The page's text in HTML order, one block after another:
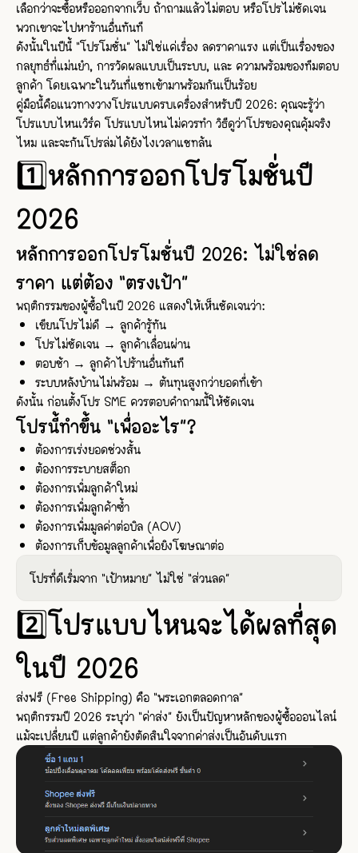
เลือกว่าจะซื้อหรือออกจากเว็บ ถ้าถามแล้วไม่ตอบ หรือโปรไม่ชัดเจน
พวกเขาจะไปหาร้านอื่นทันที
ดังนั้นในปีนี้ “โปรโมชั่น” ไม่ใช่แค่เรื่อง ลดราคาแรง แต่เป็นเรื่องของ
กลยุทธ์ที่แม่นยำ, การวัดผลแบบเป็นระบบ, และ ความพร้อมของทีมตอบ
ลูกค้า โดยเฉพาะในวันที่แชทเข้ามาพร้อมกันเป็นร้อย
คู่มือนี้คือแนวทางวางโปรแบบครบเครื่องสำหรับปี 2026: คุณจะรู้ว่า
โปรแบบไหนเวิร์ค โปรแบบไหนไม่ควรทำ วิธีดูว่าโปรของคุณคุ้มจริง
ไหม และจะกันโปรล่มได้ยังไงเวลาแชทล้น
1️⃣หลักการออกโปรโมชั่นปี
2026
หลักการออกโปรโมชั่นปี 2026: ไม่ใช่ลด
ราคา แต่ต้อง “ตรงเป้า”
พฤติกรรมของผู้ซื้อในปี 2026 แสดงให้เห็นชัดเจนว่า:
เขียนโปรไม่ดี → ลูกค้ารู้ทัน
โปรไม่ชัดเจน → ลูกค้าเลื่อนผ่าน
ตอบช้า → ลูกค้าไปร้านอื่นทันที
ระบบหลังบ้านไม่พร้อม → ต้นทุนสูงกว่ายอดที่เข้า
ดังนั้น ก่อนตั้งโปร SME ควรตอบคำถามนี้ให้ชัดเจน
โปรนี้ทำขึ้น “เพื่ออะไร”?
ต้องการเร่งยอดช่วงสั้น
ต้องการระบายสต็อก
ต้องการเพิ่มลูกค้าใหม่
ต้องการเพิ่มลูกค้าซ้ำ
ต้องการเพิ่มมูลค่าต่อบิล (AOV)
ต้องการเก็บข้อมูลลูกค้าเพื่อยิงโฆษณาต่อ
โปรที่ดีเริ่มจาก “เป้าหมาย” ไม่ใช่ “ส่วนลด”
2️⃣โปรแบบไหนจะได้ผลที่สุด
ในปี 2026
ส่งฟรี (Free Shipping) คือ “พระเอกตลอดกาล”
พฤติกรรมปี 2026 ระบุว่า “ค่าส่ง” ยังเป็นปัญหาหลักของผู้ซื้อออนไลน์
แม้จะเปลี่ยนปี แต่ลูกค้ายังตัดสินใจจากค่าส่งเป็นอันดับแรก